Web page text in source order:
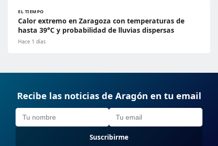
EL TIEMPO
Calor extremo en Zaragoza con temperaturas de
hasta 39°C y probabilidad de lluvias dispersas
Hace 1 días
Recibe las noticias de Aragón en tu email
Suscribirme